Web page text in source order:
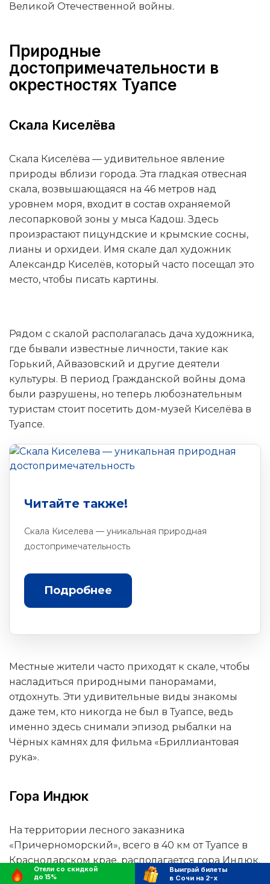
Великой Отечественной войны.
Природные
достопримечательности в
окрестностях Туапсе
Скала Киселёва
Скала Киселёва — удивительное явление
природы вблизи города. Эта гладкая отвесная
скала, возвышающаяся на 46 метров над
уровнем моря, входит в состав охраняемой
лесопарковой зоны у мыса Кадош. Здесь
произрастают пицундские и крымские сосны,
лианы и орхидеи. Имя скале дал художник
Александр Киселёв, который часто посещал это
место, чтобы писать картины.
Рядом с скалой располагалась дача художника,
где бывали известные личности, такие как
Горький, Айвазовский и другие деятели
культуры. В период Гражданской войны дома
были разрушены, но теперь любознательным
туристам стоит посетить дом-музей Киселёва в
Туапсе.
Читайте также!
Скала Киселева — уникальная природная
достопримечательность
Подробнее
Местные жители часто приходят к скале, чтобы
насладиться природными панорамами,
отдохнуть. Эти удивительные виды знакомы
даже тем, кто никогда не был в Туапсе, ведь
именно здесь снимали эпизод рыбалки на
Чёрных камнях для фильма «Бриллиантовая
рука».
Гора Индюк
На территории лесного заказника
«Причерноморский», всего в 40 км от Туапсе в
Краснодарском крае, располагается гора Индюк.
Считается, что она получила своё название
Отели со скидкой
до 15%
Выиграй билеты
в Сочи на 2-х